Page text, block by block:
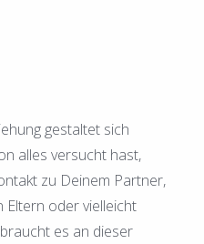
gestaltet sich
alles versucht hast,
zu Deinem Partner,
Eltern oder vielleicht
es an dieser